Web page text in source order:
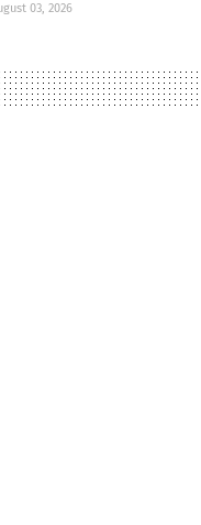
03, 2026